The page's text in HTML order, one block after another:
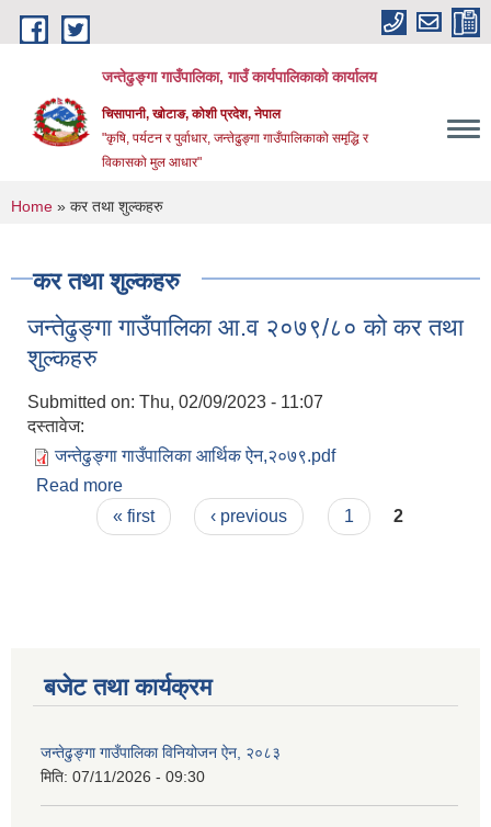
Skip to main content
जन्तेढुङ्गा गाउँपालिका, गाउँ कार्यपालिकाको कार्यालय
चिसापानी, खोटाङ, कोशी प्रदेश, नेपाल
"कृषि, पर्यटन र पुर्वाधार, जन्तेढुङ्गा गाउँपालिकाको समृद्धि र
विकासको मुल आधार"
You are here
Home » कर तथा शुल्कहरु
कर तथा शुल्कहरु
जन्तेढुङ्गा गाउँपालिका आ.व २०७९/८० को कर तथा
शुल्कहरु
Submitted on: Thu, 02/09/2023 - 11:07
दस्तावेज:
जन्तेढुङ्गा गाउँपालिका आर्थिक ऐन,२०७९.pdf
Read more
शुल्कहरु
Pages« first ‹ previous 1 2
बजेट तथा कार्यक्रम
जन्तेढुङ्गा गाउँपालिका विनियोजन ऐन, २०८३
मिति: 07/11/2026 - 09:30